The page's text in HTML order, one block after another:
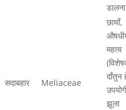
डालना
सदाबहार Meliaceae
छायाँ,
महत्व
दाँतुन
झूला